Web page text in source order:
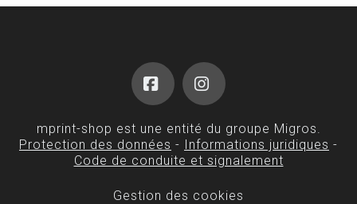
FacebookInstagram
mprint-shop est une entité du groupe Migros.
Protection des données - Informations juridiques -
Code de conduite et signalement
Gestion des cookies